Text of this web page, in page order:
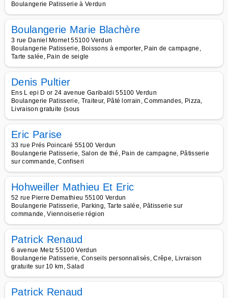
Boulangerie Patisserie à Verdun
Boulangerie Marie Blachère
3 rue Daniel Mornet 55100 Verdun
Boulangerie Patisserie, Boissons à emporter, Pain de campagne,
Tarte salée, Pain de seigle
Denis Pultier
Ens L epi D or 24 avenue Garibaldi 55100 Verdun
Boulangerie Patisserie, Traiteur, Pâté lorrain, Commandes, Pizza,
Livraison gratuite (sous
Eric Parise
33 rue Prés Poincaré 55100 Verdun
Boulangerie Patisserie, Salon de thé, Pain de campagne, Pâtisserie
sur commande, Confiseri
Hohweiller Mathieu Et Eric
52 rue Pierre Demathieu 55100 Verdun
Boulangerie Patisserie, Parking, Tarte salée, Pâtisserie sur
commande, Viennoiserie région
Patrick Renaud
6 avenue Metz 55100 Verdun
Boulangerie Patisserie, Conseils personnalisés, Crêpe, Livraison
gratuite sur 10 km, Salad
Patrick Renaud